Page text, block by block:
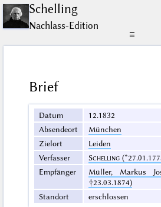
Schelling
Nachlass-Edition
☰
Brief
Datum
12.1832
Absendeort
München
Zielort
Leiden
Verfasser
Schelling
Empfänger
Müller, Markus
†23.03.1874)
Standort
erschlossen